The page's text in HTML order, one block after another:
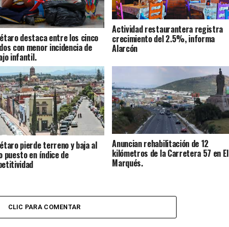
destaca entre los cinco
con menor incidencia de
infantil.
Actividad restaurantera registra
crecimiento del 2.5%, informa
Alarcón
pierde terreno y baja al
puesto en índice de
Anuncian rehabilitación de 12
kilómetros de la Carretera 57 en El
Marqués.
CLIC PARA COMENTAR